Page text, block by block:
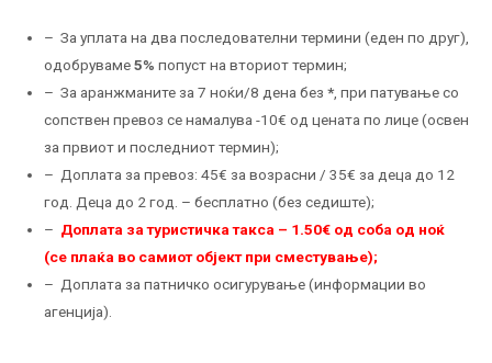
– За уплата на два последователни термини (еден по друг),
одобруваме5% попуст на вториот термин;
– За аранжманите за 7 ноќи/8 дена без *, при патување со
сопствен превоз се намалува -10€ од цената по лице (освен
за првиот и последниот термин);
– Доплата за превоз: 45€ за возрасни / 35€ за деца до 12
год. Деца до 2 год. – бесплатно (без седиште);
– Доплата за туристичка такса – 1.50€ од соба од ноќ
(се плаќа во самиот објект при сместување);
– Доплата за патничко осигурување (информации во
агенција).